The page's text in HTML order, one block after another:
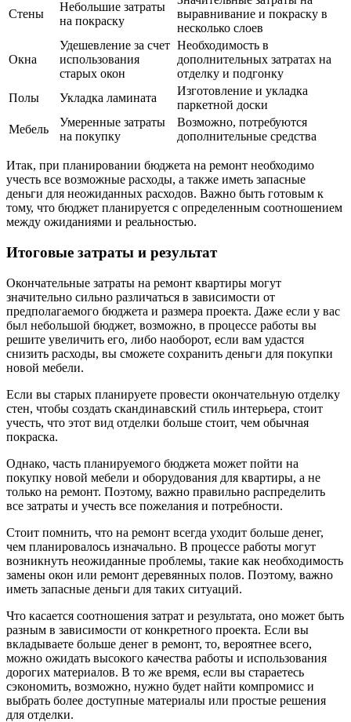
Стены
Небольшие затраты
на покраску
выравнивание и покраску в
несколько слоев
Окна
Удешевление за счет
использования
старых окон
Необходимость в
дополнительных затратах на
отделку и подгонку
Полы
Укладка ламината
Изготовление и укладка
паркетной доски
Мебель
Умеренные затраты
на покупку
Возможно, потребуются
дополнительные средства
Итак, при планировании бюджета на ремонт необходимо
учесть все возможные расходы, а также иметь запасные
деньги для неожиданных расходов. Важно быть готовым к
тому, что бюджет планируется с определенным соотношением
между ожиданиями и реальностью.
Итоговые затраты и результат
Окончательные затраты на ремонт квартиры могут
значительно сильно различаться в зависимости от
предполагаемого бюджета и размера проекта. Даже если у вас
был небольшой бюджет, возможно, в процессе работы вы
решите увеличить его, либо наоборот, если вам удастся
снизить расходы, вы сможете сохранить деньги для покупки
новой мебели.
Если вы старых планируете провести окончательную отделку
стен, чтобы создать скандинавский стиль интерьера, стоит
учесть, что этот вид отделки больше стоит, чем обычная
покраска.
Однако, часть планируемого бюджета может пойти на
покупку новой мебели и оборудования для квартиры, а не
только на ремонт. Поэтому, важно правильно распределить
все затраты и учесть все пожелания и потребности.
Стоит помнить, что на ремонт всегда уходит больше денег,
чем планировалось изначально. В процессе работы могут
возникнуть неожиданные проблемы, такие как необходимость
замены окон или ремонт деревянных полов. Поэтому, важно
иметь запасные деньги для таких ситуаций.
Что касается соотношения затрат и результата, оно может быть
разным в зависимости от конкретного проекта. Если вы
вкладываете больше денег в ремонт, то, вероятнее всего,
можно ожидать высокого качества работы и использования
дорогих материалов. В то же время, если вы стараетесь
сэкономить, возможно, нужно будет найти компромисс и
выбрать более доступные материалы или простые решения
для отделки.